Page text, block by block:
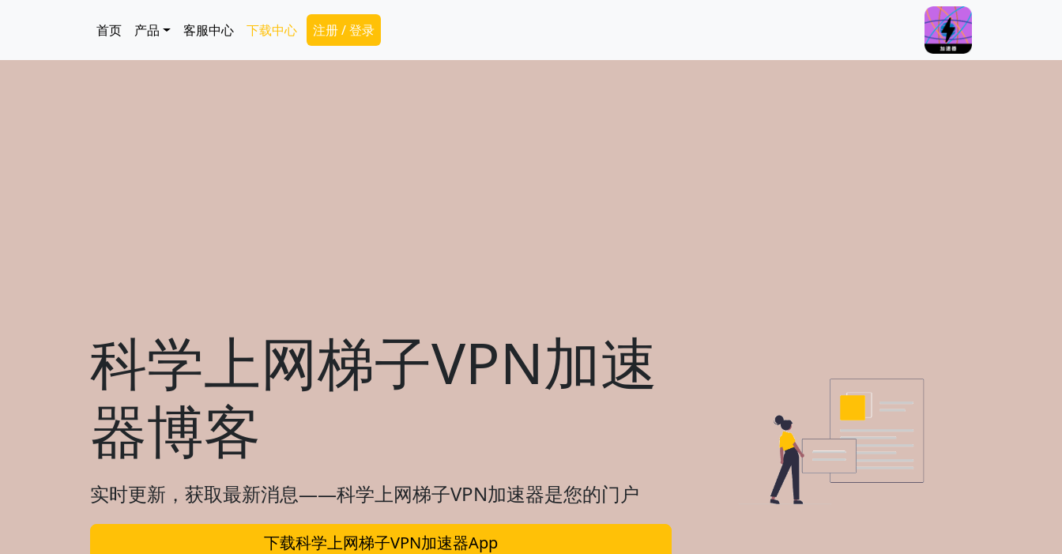
Main navigation
首页 产品 客服中心 下载中心 Secondary Menu
注册 / 登录
科学上网梯子VPN加速
器博客
实时更新，获取最新消息——科学上网梯子VPN加速器是您的门户
下载科学上网梯子VPN加速器App